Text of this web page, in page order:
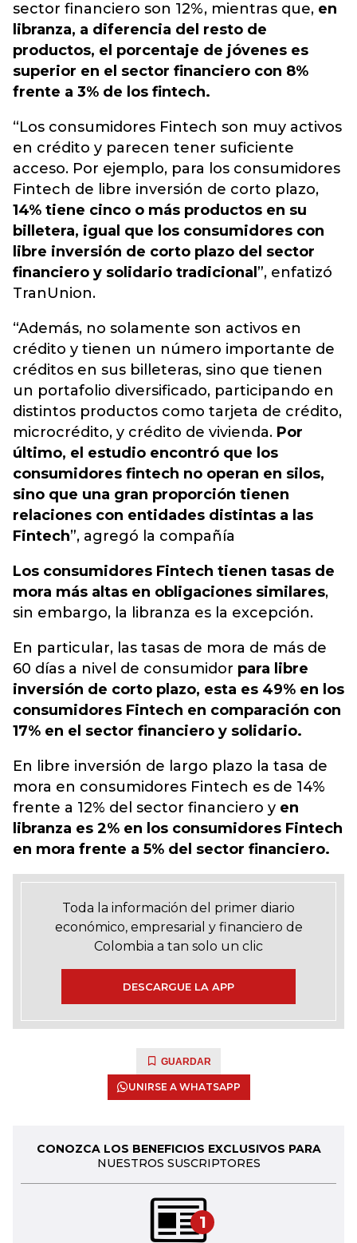
sector financiero son 12%, mientras que, en
libranza, a diferencia del resto de
productos, el porcentaje de jóvenes es
superior en el sector financiero con 8%
frente a 3% de los fintech.
“Los consumidores Fintech son muy activos
en crédito y parecen tener suficiente
acceso. Por ejemplo, para los consumidores
Fintech de libre inversión de corto plazo,
14% tiene cinco o más productos en su
billetera, igual que los consumidores con
libre inversión de corto plazo del sector
financiero y solidario tradicional ”, enfatizó
TranUnion.
“Además, no solamente son activos en
crédito y tienen un número importante de
créditos en sus billeteras, sino que tienen
un portafolio diversificado, participando en
distintos productos como tarjeta de crédito,
microcrédito, y crédito de vivienda. Por
último, el estudio encontró que los
consumidores fintech no operan en silos,
sino que una gran proporción tienen
relaciones con entidades distintas a las
Fintech”, agregó la compañía
Los consumidores Fintech tienen tasas de
mora más altas en obligaciones similares,
sin embargo, la libranza es la excepción.
En particular, las tasas de mora de más de
60 días a nivel de consumidor para libre
inversión de corto plazo, esta es 49% en los
consumidores Fintech en comparación con
17% en el sector financiero y solidario.
En libre inversión de largo plazo la tasa de
mora en consumidores Fintech es de 14%
frente a 12% del sector financiero y en
libranza es 2% en los consumidores Fintech
en mora frente a 5% del sector financiero.
Toda la información del primer diario
económico, empresarial y financiero de
Colombia a tan solo un clic
DESCARGUE LA APP
GUARDAR
UNIRSE A WHATSAPP
CONOZCA LOS BENEFICIOS EXCLUSIVOS PARA
NUESTROS SUSCRIPTORES
1